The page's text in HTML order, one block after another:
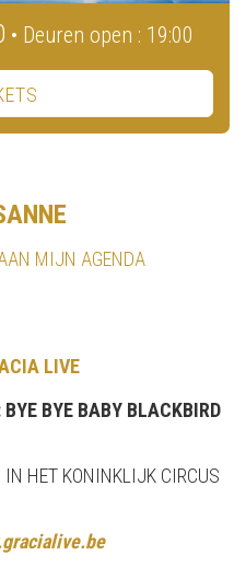
• Deuren open : 19:00
MIJN AGENDA
LIVE
BYE BABY BLACKBIRD
HET KONINKLIJK CIRCUS